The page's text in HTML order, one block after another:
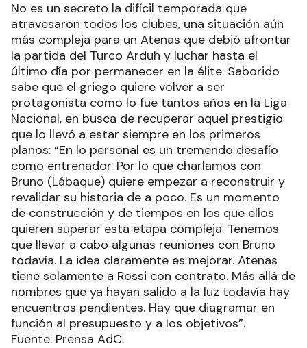
No es un secreto la difícil temporada que
atravesaron todos los clubes, una situación aún
más compleja para un Atenas que debió afrontar
la partida del Turco Arduh y luchar hasta el
último día por permanecer en la élite. Saborido
sabe que el griego quiere volver a ser
protagonista como lo fue tantos años en la Liga
Nacional, en busca de recuperar aquel prestigio
que lo llevó a estar siempre en los primeros
planos: “En lo personal es un tremendo desafío
como entrenador. Por lo que charlamos con
Bruno (Lábaque) quiere empezar a reconstruir y
revalidar su historia de a poco. Es un momento
de construcción y de tiempos en los que ellos
quieren superar esta etapa compleja. Tenemos
que llevar a cabo algunas reuniones con Bruno
todavía. La idea claramente es mejorar. Atenas
tiene solamente a Rossi con contrato. Más allá de
nombres que ya hayan salido a la luz todavía hay
encuentros pendientes. Hay que diagramar en
función al presupuesto y a los objetivos”.
Fuente: Prensa AdC.